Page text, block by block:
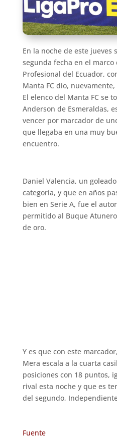
En la noche de este jueves
segunda fecha en el marco
Profesional del Ecuador,
Manta FC dio,
El elenco del Manta FC se
Anderson de Esmeraldas,
vencer por marcador de
que llegaba en una muy
encuentro.
Daniel Valencia, un
categoría, y que en años
bien en Serie A, fue el
permitido al Buque
de oro.
Y es que con este
Mera escala a la cuarta
posiciones con 18 puntos,
rival esta noche y que es
del segundo,
Fuente